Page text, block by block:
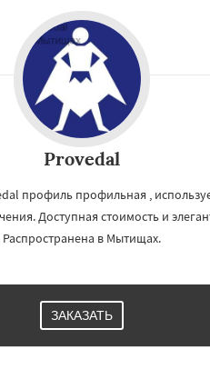
Орехово-Зуево
Пересвет
Подольск
Пущино
Раменское
Сергиев Посад
Купавна
Ступино
Химки
Хотьково
Шатура Щелково
Электросталь
Андреево
Восход
Provedal
профиль профильная ,
Доступная стоимость и
Распространена в Мытищах.
ЗАКАЗАТЬ